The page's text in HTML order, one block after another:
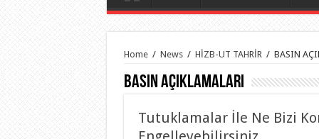
Home / News / HİZB-UT TAHRİR / BASIN
BASIN AÇIKLAMALARI
Tutuklamalar İle Ne Bizi